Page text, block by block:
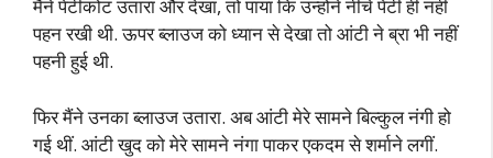
मैंने पेटीकोट उतारा और देखा, तो पाया कि उन्होंने नीचे पेंटी ही नहीं
पहन रखी थी. ऊपर ब्लाउज को ध्यान से देखा तो आंटी ने ब्रा भी नहीं
पहनी हुई थी.
फिर मैंने उनका ब्लाउज उतारा. अब आंटी मेरे सामने बिल्कुल नंगी हो
गई थीं. आंटी खुद को मेरे सामने नंगा पाकर एकदम से शर्माने लगीं.